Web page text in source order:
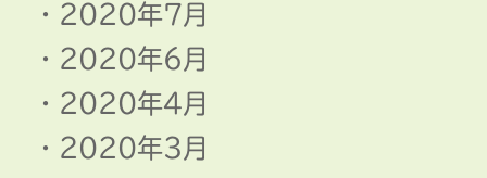
2020年7月
2020年6月
2020年4月
2020年3月